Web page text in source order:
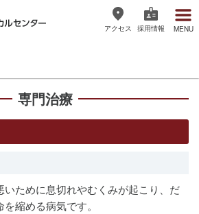
ー
アクセス 採用情報 MENU
専門治療
いために息切れやむくみが起こり、だ
縮める病気です。